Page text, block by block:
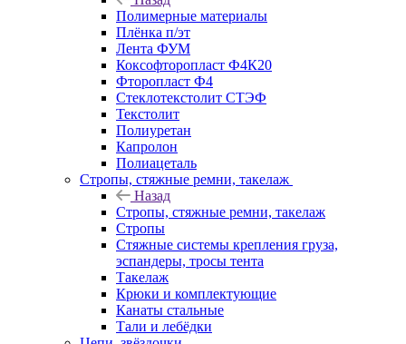
Полимерные материалы
Плёнка п/эт
Лента ФУМ
Коксофторопласт Ф4К20
Фторопласт Ф4
Стеклотекстолит СТЭФ
Текстолит
Полиуретан
Капролон
Полиацеталь
Стропы, стяжные ремни, такелаж
Назад
Стропы, стяжные ремни, такелаж
Стропы
Стяжные системы крепления груза,
эспандеры, тросы тента
Такелаж
Крюки и комплектующие
Канаты стальные
Тали и лебёдки